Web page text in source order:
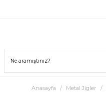
Anasayfa Metal Jigler